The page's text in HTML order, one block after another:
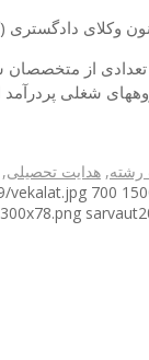
وکلای
از
شغلی
رشته, هدایت تحصیلی,
vekalat.jpg 700
sarvaut